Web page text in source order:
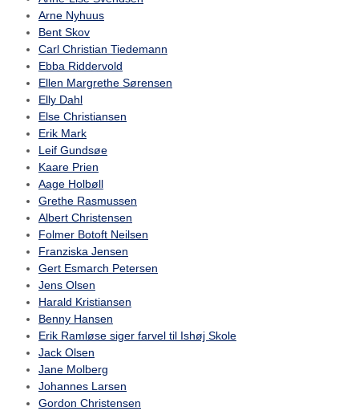
Arne Nyhuus
Bent Skov
Carl Christian Tiedemann
Ebba Riddervold
Ellen Margrethe Sørensen
Elly Dahl
Else Christiansen
Erik Mark
Leif Gundsøe
Kaare Prien
Aage Holbøll
Grethe Rasmussen
Albert Christensen
Folmer Botoft Neilsen
Franziska Jensen
Gert Esmarch Petersen
Jens Olsen
Harald Kristiansen
Benny Hansen
Erik Ramløse siger farvel til Ishøj Skole
Jack Olsen
Jane Molberg
Johannes Larsen
Gordon Christensen